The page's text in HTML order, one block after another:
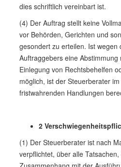
dies schriftlich vereinbart ist.
(4) Der Auftrag stellt keine
vor Behörden, Gerichten und
gesondert zu erteilen. Ist wegen
Auftraggebers eine
Einlegung von Rechtsbehelfen
möglich, ist der Steuerberater
fristwahrenden Handlungen
2
(1) Der Steuerberater ist nach
verpflichtet, über alle